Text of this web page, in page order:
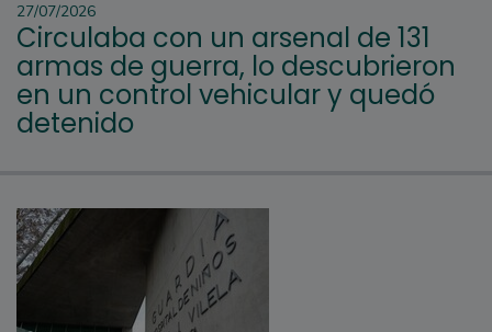
27/07/2026
Circulaba con un arsenal de 131
armas de guerra, lo descubrieron
en un control vehicular y quedó
detenido